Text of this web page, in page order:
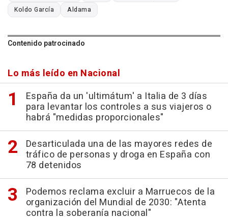
Koldo García
Aldama
Contenido patrocinado
Lo más leído en Nacional
España da un 'ultimátum' a Italia de 3 días
para levantar los controles a sus viajeros o
habrá "medidas proporcionales"
Desarticulada una de las mayores redes de
tráfico de personas y droga en España con
78 detenidos
Podemos reclama excluir a Marruecos de la
organización del Mundial de 2030: "Atenta
contra la soberanía nacional"